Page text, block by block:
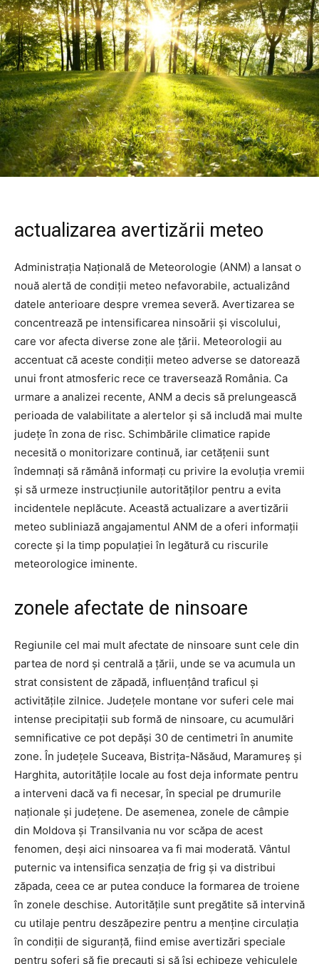
actualizarea avertizării meteo
Administrația Națională de Meteorologie (ANM) a lansat o
nouă alertă de condiții meteo nefavorabile, actualizând
datele anterioare despre vremea severă. Avertizarea se
concentrează pe intensificarea ninsoării și viscolului,
care vor afecta diverse zone ale țării. Meteorologii au
accentuat că aceste condiții meteo adverse se datorează
unui front atmosferic rece ce traversează România. Ca
urmare a analizei recente, ANM a decis să prelungească
perioada de valabilitate a alertelor și să includă mai multe
județe în zona de risc. Schimbările climatice rapide
necesită o monitorizare continuă, iar cetățenii sunt
îndemnați să rămână informați cu privire la evoluția vremii
și să urmeze instrucțiunile autorităților pentru a evita
incidentele neplăcute. Această actualizare a avertizării
meteo subliniază angajamentul ANM de a oferi informații
corecte și la timp populației în legătură cu riscurile
meteorologice iminente.
zonele afectate de ninsoare
Regiunile cel mai mult afectate de ninsoare sunt cele din
partea de nord și centrală a țării, unde se va acumula un
strat consistent de zăpadă, influențând traficul și
activitățile zilnice. Județele montane vor suferi cele mai
intense precipitații sub formă de ninsoare, cu acumulări
semnificative ce pot depăși 30 de centimetri în anumite
zone. În județele Suceava, Bistrița-Năsăud, Maramureș și
Harghita, autoritățile locale au fost deja informate pentru
a interveni dacă va fi necesar, în special pe drumurile
naționale și județene. De asemenea, zonele de câmpie
din Moldova și Transilvania nu vor scăpa de acest
fenomen, deși aici ninsoarea va fi mai moderată. Vântul
puternic va intensifica senzația de frig și va distribui
zăpada, ceea ce ar putea conduce la formarea de troiene
în zonele deschise. Autoritățile sunt pregătite să intervină
cu utilaje pentru deszăpezire pentru a menține circulația
în condiții de siguranță, fiind emise avertizări speciale
pentru șoferi să fie precauți și să își echipeze vehiculele